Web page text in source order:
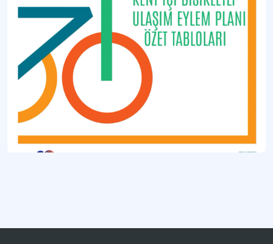
Bisiklet Turizmi
Tatil, rekreasyon, dinlenme ve spor amaçlarıyla yapılan günübirlik ya da
Burhaniye Bisiklet Festivali
Bisiklet festivali.
Kocaeli
Marmara Bölgesi’nde yer alan il.